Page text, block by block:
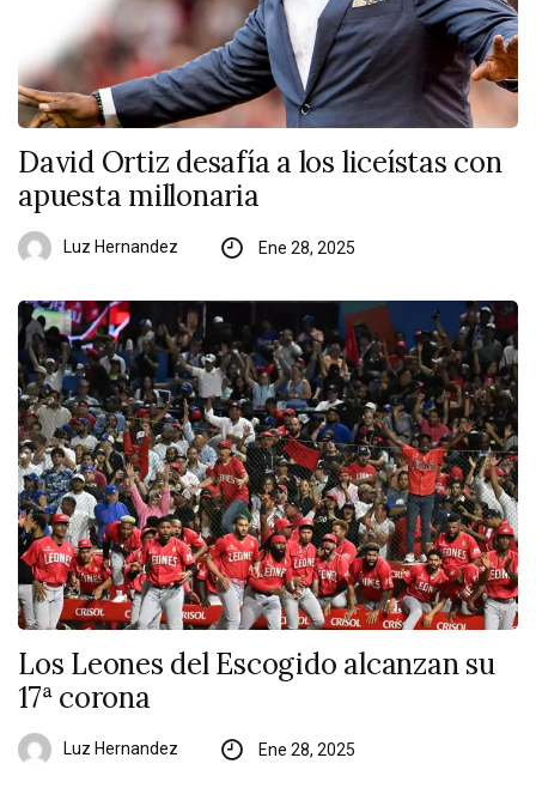
David Ortiz desafía a los liceístas con
apuesta millonaria
Luz Hernandez Ene 28, 2025
Los Leones del Escogido alcanzan su
17ª corona
Luz Hernandez Ene 28, 2025